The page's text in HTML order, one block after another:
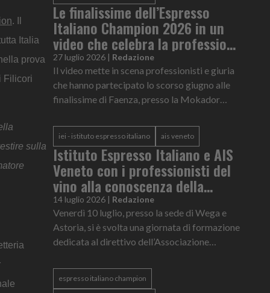
. Il
Italia
prova
Filicori
sulla
Le finalissime dell’Espresso
Italiano Champion 2026 in un
video che celebra la professione
del barista
27 luglio 2026 | Redazione
Il video mette in scena professionisti e giuria
che hanno partecipato lo scorso giugno alle
finalissime di Faenza, presso la Mokador
iei - istituto espresso italiano ais veneto
Istituto Espresso Italiano e AIS
Veneto con i professionisti del
vino alla conoscenza della
tazzina
14 luglio 2026 | Redazione
Venerdì 10 luglio, presso la sede di Wega e
Astoria, si è svolta una giornata di formazione
dedicata al direttivo dell’Associazione
espresso italiano champion